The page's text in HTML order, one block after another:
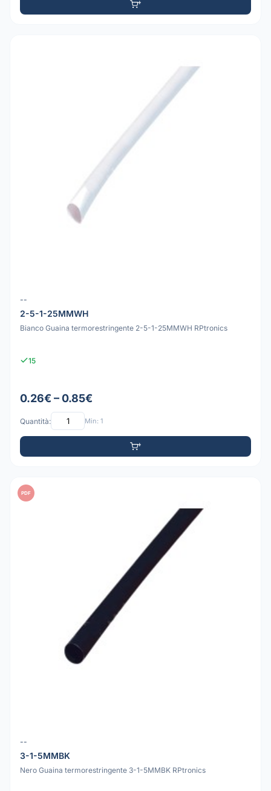
--
2-5-1-25MMWH
Bianco Guaina termorestringente 2-5-1-25MMWH RPtronics
15
0.26€ – 0.85€
Quantità: Min: 1
PDF
--
3-1-5MMBK
Nero Guaina termorestringente 3-1-5MMBK RPtronics